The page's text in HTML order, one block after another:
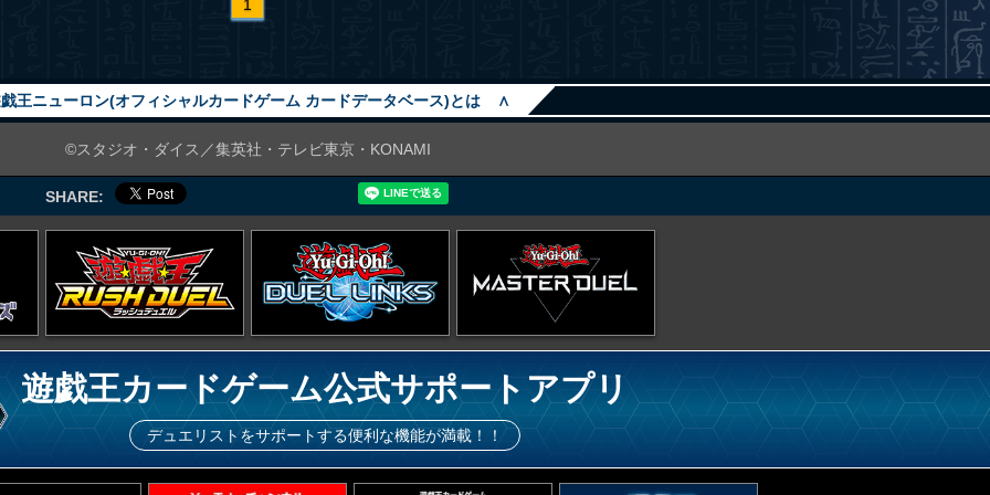
1
王ニューロン(オフィシャルカードゲーム カードデータベース)とは ∧
©スタジオ・ダイス／集英社・テレビ東京・KONAMI
SHARE:
遊戯王カードゲーム公式サポートアプリ
デュエリストをサポートする便利な機能が満載！！